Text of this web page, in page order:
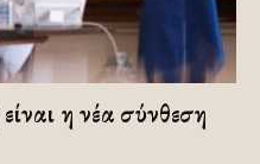
η νέα σύνθεση